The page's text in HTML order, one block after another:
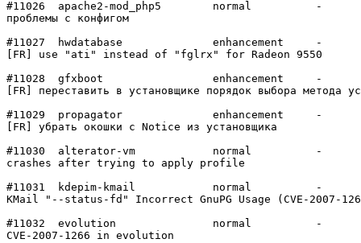
#11026	apache2-mod_php5	normal  	-
проблемы с конфигом
#11027	hwdatabase      	enhancement	-
[FR] use "ati" instead of "fglrx" for Radeon 9550
#11028	gfxboot         	enhancement	-
[FR] переставить в установщике порядок выбора метода
#11029	propagator      	enhancement	-
[FR] убрать окошки с Notice из установщика
#11030	alterator-vm    	normal  	-
crashes after trying to apply profile
#11031	kdepim-kmail    	normal  	-
KMail "--status-fd" Incorrect GnuPG Usage (CVE-2007-
#11032	evolution       	normal  	-
CVE-2007-1266 in evolution